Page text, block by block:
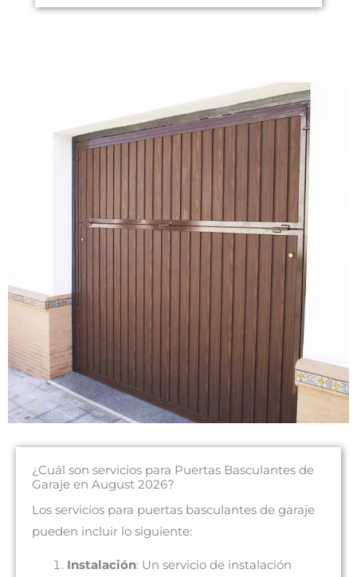
¿Cuál son servicios para Puertas Basculantes de
Garaje en August 2026?
Los servicios para puertas basculantes de garaje
pueden incluir lo siguiente:
Instalación: Un servicio de instalación